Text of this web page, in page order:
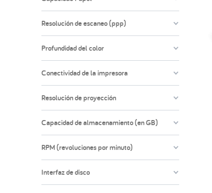
Resolución de escaneo (ppp)
Profundidad del color
Conectividad de la impresora
Resolución de proyección
Capacidad de almacenamiento (en GB)
RPM (revoluciones por minuto)
Interfaz de disco